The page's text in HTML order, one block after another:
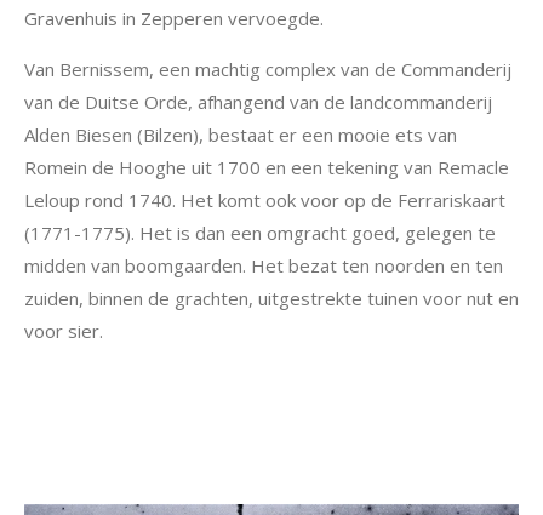
Gravenhuis in Zepperen vervoegde.
Van Bernissem, een machtig complex van de Commanderij
van de Duitse Orde, afhangend van de landcommanderij
Alden Biesen (Bilzen), bestaat er een mooie ets van
Romein de Hooghe uit 1700 en een tekening van Remacle
Leloup rond 1740. Het komt ook voor op de Ferrariskaart
(1771-1775). Het is dan een omgracht goed, gelegen te
midden van boomgaarden. Het bezat ten noorden en ten
zuiden, binnen de grachten, uitgestrekte tuinen voor nut en
voor sier.